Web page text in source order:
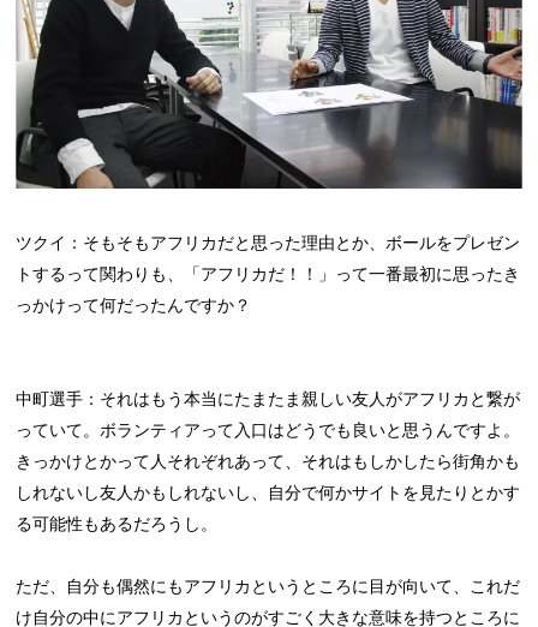
ツクイ：そもそもアフリカだと思った理由とか、ボールをプレゼン
トするって関わりも、「アフリカだ！！」って一番最初に思ったき
っかけって何だったんですか？
中町選手：それはもう本当にたまたま親しい友人がアフリカと繋が
っていて。ボランティアって入口はどうでも良いと思うんですよ。
きっかけとかって人それぞれあって、それはもしかしたら街角かも
しれないし友人かもしれないし、自分で何かサイトを見たりとかす
る可能性もあるだろうし。
ただ、自分も偶然にもアフリカというところに目が向いて、これだ
け自分の中にアフリカというのがすごく大きな意味を持つところに